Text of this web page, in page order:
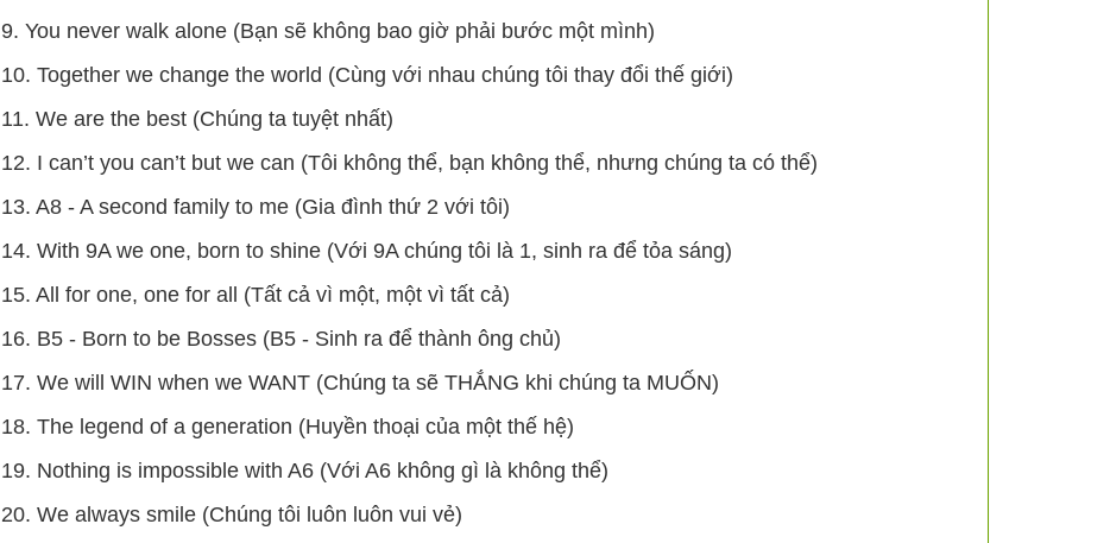
9. You never walk alone (Bạn sẽ không bao giờ phải bước một mình)
10. Together we change the world (Cùng với nhau chúng tôi thay đổi thế giới)
11. We are the best (Chúng ta tuyệt nhất)
12. I can’t you can’t but we can (Tôi không thể, bạn không thể, nhưng chúng ta có thể)
13. A8 - A second family to me (Gia đình thứ 2 với tôi)
14. With 9A we one, born to shine (Với 9A chúng tôi là 1, sinh ra để tỏa sáng)
15. All for one, one for all (Tất cả vì một, một vì tất cả)
16. B5 - Born to be Bosses (B5 - Sinh ra để thành ông chủ)
17. We will WIN when we WANT (Chúng ta sẽ THẮNG khi chúng ta MUỐN)
18. The legend of a generation (Huyền thoại của một thế hệ)
19. Nothing is impossible with A6 (Với A6 không gì là không thể)
20. We always smile (Chúng tôi luôn luôn vui vẻ)